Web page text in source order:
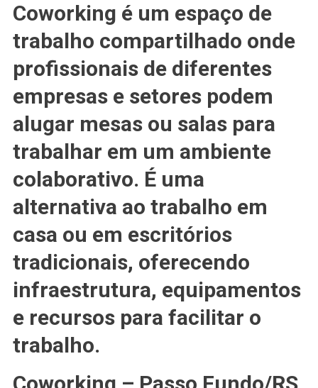
Coworking é um espaço de
trabalho compartilhado onde
profissionais de diferentes
empresas e setores podem
alugar mesas ou salas para
trabalhar em um ambiente
colaborativo. É uma
alternativa ao trabalho em
casa ou em escritórios
tradicionais, oferecendo
infraestrutura, equipamentos
e recursos para facilitar o
trabalho.